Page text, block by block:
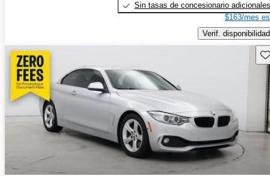
Sin tasas de concesionario adicionales
$163/mes
Verif. disponibilidad